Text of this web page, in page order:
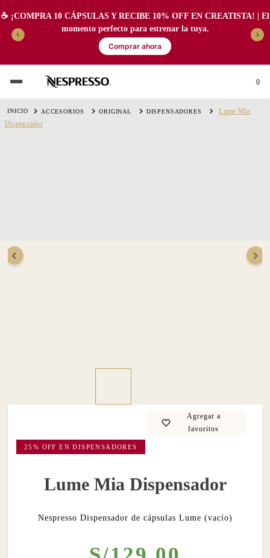
☕️ ¡COMPRA 10 CÁPSULAS Y RECIBE 10% OFF EN CREATISTA! | El
momento perfecto para estrenar la tuya.
Comprar ahora
0
ACCESORIOS ORIGINAL DISPENSADORES
Lume Mia
Dispensador
25% OFF EN DISPENSADORES
Lume Mia Dispensador
Nespresso Dispensador de cápsulas Lume (vacío)